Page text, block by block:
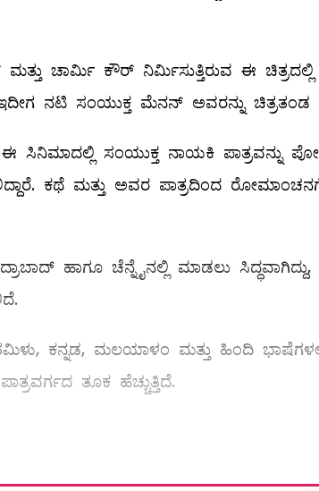
ಮತ್ತು ಚಾರ್ಮಿ ಕೌರ್ ನಿರ್ಮಿಸುತ್ತಿರುವ ಈ
ನಟಿ ಸಂಯುಕ್ತ ಮೆನನ್‌ ಅವರನ್ನು ಚಿತ್ರತಂಡ
ಸಿನಿಮಾದಲ್ಲಿ ಸಂಯುಕ್ತ ನಾಯಕಿ ಪಾತ್ರವನ್ನು
ಕಥೆ ಮತ್ತು ಅವರ ಪಾತ್ರದಿಂದ
ಹಾಗೂ ಚೆನ್ನೈನಲ್ಲಿ ಮಾಡಲು
ಕನ್ನಡ, ಮಲಯಾಳಂ ಮತ್ತು ಹಿಂದಿ
ತೂಕ ಹೆಚ್ಚುತ್ತಿದೆ.